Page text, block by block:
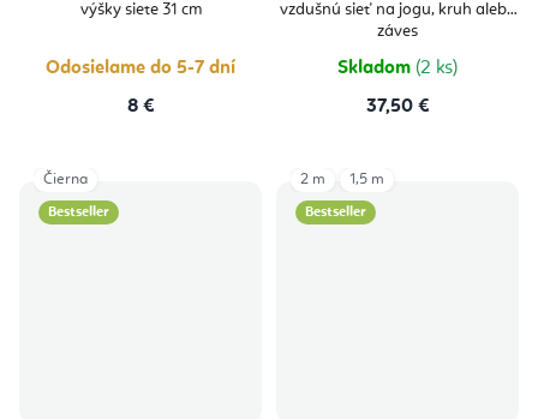
výšky siete 31 cm
Odosielame do 5-7 dní
8 €
vzdušnú sieť na jogu, kruh alebo
záves
Skladom (2 ks)
37,50 €
Bestseller
Čierna
Bestseller
2 m 1,5 m